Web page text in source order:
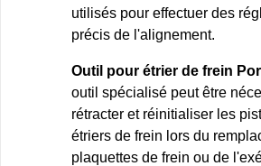
utilisés pour effectuer des
précis de l'alignement.
Outil pour étrier de frein
outil spécialisé peut être
rétracter et réinitialiser les
étriers de frein lors du
plaquettes de frein ou de